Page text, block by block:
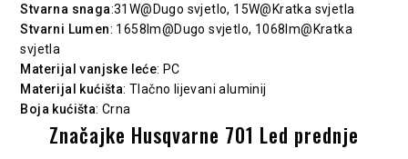
Stvarna snaga:31W@Dugo svjetlo, 15W@Kratka svjetla
Stvarni Lumen: 1658lm@Dugo svjetlo, 1068lm@Kratka
svjetla
Materijal vanjske leće: PC
Materijal kućišta: Tlačno lijevani aluminij
Boja kućišta: Crna
Značajke Husqvarne 701 Led prednje